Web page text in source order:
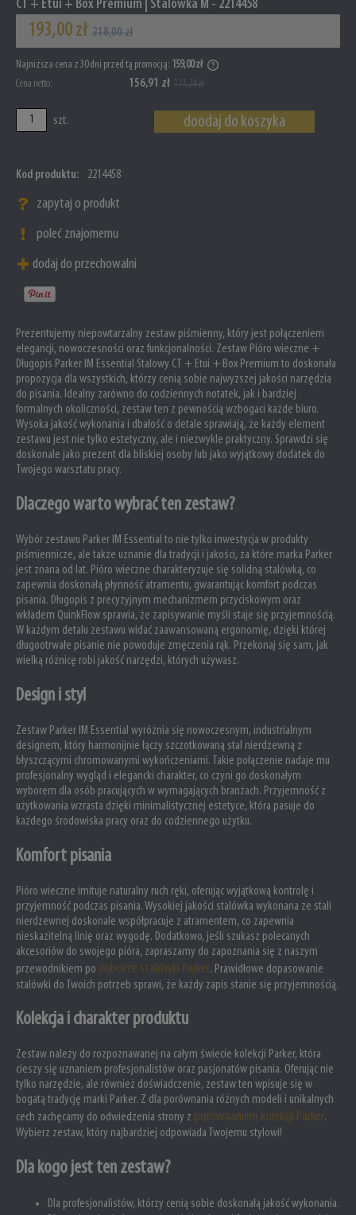
CT + Etui + Box Premium | Stalówka M - 2214458
193,00 zł 218,00 zł
Najniższa cena z 30 dni przed tą promocją: 159,00 zł
produkt pojawił się w sprzedaży.
Cena netto: 156,91 zł 177,24 zł
szt. doodaj do koszyka
Kod produktu: 2214458
zapytaj o produkt
poleć znajomemu
dodaj do przechowalni
Prezentujemy niepowtarzalny zestaw piśmienny, który jest połączeniem
elegancji, nowoczesności oraz funkcjonalności. Zestaw Pióro wieczne +
Długopis Parker IM Essential Stalowy CT + Etui + Box Premium to doskonała
propozycja dla wszystkich, którzy cenią sobie najwyższej jakości narzędzia
do pisania. Idealny zarówno do codziennych notatek, jak i bardziej
formalnych okoliczności, zestaw ten z pewnością wzbogaci każde biuro.
Wysoka jakość wykonania i dbałość o detale sprawiają, że każdy element
zestawu jest nie tylko estetyczny, ale i niezwykle praktyczny. Sprawdzi się
doskonale jako prezent dla bliskiej osoby lub jako wyjątkowy dodatek do
Twojego warsztatu pracy.
Dlaczego warto wybrać ten zestaw?
Wybór zestawu Parker IM Essential to nie tylko inwestycja w produkty
piśmiennicze, ale także uznanie dla tradycji i jakości, za które marka Parker
jest znana od lat. Pióro wieczne charakteryzuje się solidną stalówką, co
zapewnia doskonałą płynność atramentu, gwarantując komfort podczas
pisania. Długopis z precyzyjnym mechanizmem przyciskowym oraz
wkładem QuinkFlow sprawia, że zapisywanie myśli staje się przyjemnością.
W każdym detalu zestawu widać zaawansowaną ergonomię, dzięki której
długootrwałe pisanie nie powoduje zmęczenia rąk. Przekonaj się sam, jak
wielką różnicę robi jakość narzędzi, których używasz.
Design i styl
Zestaw Parker IM Essential wyróżnia się nowoczesnym, industrialnym
designem, który harmonijnie łączy szczotkowaną stal nierdzewną z
błyszczącymi chromowanymi wykończeniami. Takie połączenie nadaje mu
profesjonalny wygląd i elegancki charakter, co czyni go doskonałym
wyborem dla osób pracujących w wymagających branżach. Przyjemność z
użytkowania wzrasta dzięki minimalistycznej estetyce, która pasuje do
każdego środowiska pracy oraz do codziennego użytku.
Komfort pisania
Pióro wieczne imituje naturalny ruch ręki, oferując wyjątkową kontrolę i
przyjemność podczas pisania. Wysokiej jakości stalówka wykonana ze stali
nierdzewnej doskonale współpracuje z atramentem, co zapewnia
nieskazitelną linię oraz wygodę. Dodatkowo, jeśli szukasz polecanych
akcesoriów do swojego pióra, zapraszamy do zapoznania się z naszym
przewodnikiem po doborze stalówki Parker. Prawidłowe dopasowanie
stalówki do Twoich potrzeb sprawi, że każdy zapis stanie się przyjemnością.
Kolekcja i charakter produktu
Zestaw należy do rozpoznawanej na całym świecie kolekcji Parker, która
cieszy się uznaniem profesjonalistów oraz pasjonatów pisania. Oferując nie
tylko narzędzie, ale również doświadczenie, zestaw ten wpisuje się w
bogatą tradycję marki Parker. Z dla porównania różnych modeli i unikalnych
cech zachęcamy do odwiedzenia strony z porównaniem kolekcji Parker.
Wybierz zestaw, który najbardziej odpowiada Twojemu stylowi!
Dla kogo jest ten zestaw?
Dla profesjonalistów, którzy cenią sobie doskonałą jakość wykonania.